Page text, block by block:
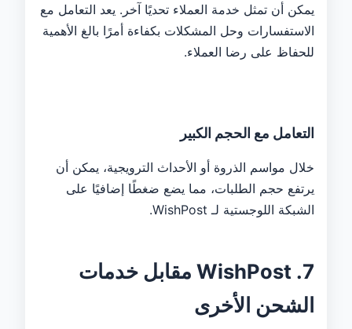
يمكن أن تمثل خدمة العملاء تحديًا آخر. يعد التعامل مع
الاستفسارات وحل المشكلات بكفاءة أمرًا بالغ الأهمية
للحفاظ على رضا العملاء.
التعامل مع الحجم الكبير
خلال مواسم الذروة أو الأحداث الترويجية، يمكن أن
يرتفع حجم الطلبات، مما يضع ضغطًا إضافيًا على
الشبكة اللوجستية لـ WishPost.
7. WishPost مقابل خدمات
الشحن الأخرى